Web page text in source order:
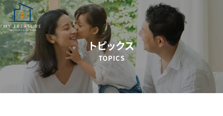
トピックス
TOPICS